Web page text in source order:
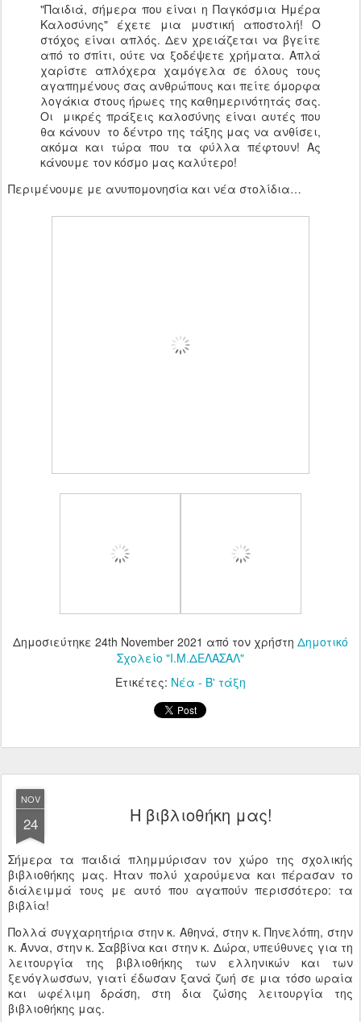
"Παιδιά, σήμερα που είναι η Παγκόσμια Ημέρα
Καλοσύνης" έχετε μια μυστική αποστολή! Ο
στόχος είναι απλός. Δεν χρειάζεται να βγείτε
από το σπίτι, ούτε να ξοδέψετε χρήματα. Απλά
χαρίστε απλόχερα χαμόγελα σε όλους τους
αγαπημένους σας ανθρώπους και πείτε όμορφα
λογάκια στους ήρωες της καθημερινότητάς σας.
Οι μικρές πράξεις καλοσύνης είναι αυτές που
θα κάνουν το δέντρο της τάξης μας να ανθίσει,
ακόμα και τώρα που τα φύλλα πέφτουν! Ας
κάνουμε τον κόσμο μας καλύτερο!
Περιμένουμε με ανυπομονησία και νέα στολίδια…
Δημοσιεύτηκε 24th November 2021 από τον χρήστη Δημοτικό
Σχολείο "Ι.Μ.ΔΕΛΑΣΑΛ"
Ετικέτες: Νέα - Β' τάξη
NOV
24 Η βιβλιοθήκη μας!
Σήμερα τα παιδιά πλημμύρισαν τον χώρο της σχολικής
βιβλιοθήκης μας. Ήταν πολύ χαρούμενα και πέρασαν το
διάλειμμά τους με αυτό που αγαπούν περισσότερο: τα
βιβλία!
Πολλά συγχαρητήρια στην κ. Αθηνά, στην κ. Πηνελόπη, στην
κ. Άννα, στην κ. Σαββίνα και στην κ. Δώρα, υπεύθυνες για τη
λειτουργία της βιβλιοθήκης των ελληνικών και των
ξενόγλωσσων, γιατί έδωσαν ξανά ζωή σε μια τόσο ωραία
και ωφέλιμη δράση, στη δια ζώσης λειτουργία της
βιβλιοθήκης μας.